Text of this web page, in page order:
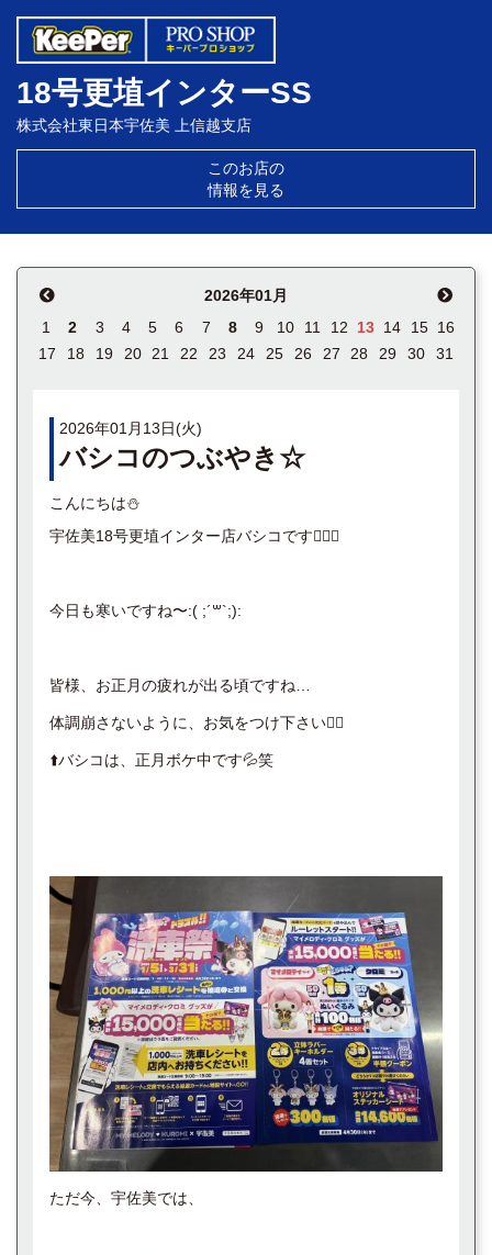
18号更埴インターSS
株式会社東日本宇佐美 上信越支店
このお店の
情報を見る
2026年01月
1
2 3 4 5 6 7 8 9 10 11 12 13 14 15 16
17
18 19 20 21 22 23 24 25 26 27 28 29 30 31
2026年01月13日(火)
バシコのつぶやき☆
こんにちは⛄️
宇佐美18号更埴インター店バシコです🙋‍♀️✨️
今日も寒いですね〜:( ;´꒳`;):
皆様、お正月の疲れが出る頃ですね…
体調崩さないように、お気をつけ下さい🙇‍♀️
⬆️バシコは、正月ボケ中です💦笑
ただ今、宇佐美では、